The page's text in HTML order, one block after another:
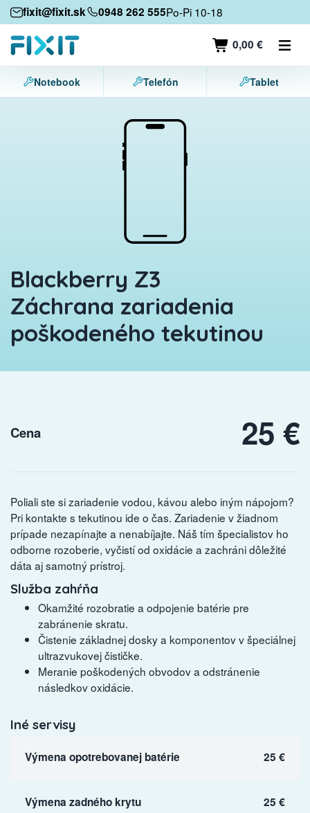
fixit@fixit.sk 0948 262 555Po-Pi 10-18
0,00 €
Mobilné zariadenia
Mobilné telefóny
Tablety
Notebook Telefón Tablet
Blackberry Z3
Záchrana zariadenia
poškodeného tekutinou
Cena 25 €
Poliali ste si zariadenie vodou, kávou alebo iným nápojom?
Pri kontakte s tekutinou ide o čas. Zariadenie v žiadnom
prípade nezapínajte a nenabíjajte. Náš tím špecialistov ho
odborne rozoberie, vyčistí od oxidácie a zachráni dôležité
dáta aj samotný prístroj.
Služba zahŕňa
Okamžité rozobratie a odpojenie batérie pre
zabránenie skratu.
Čistenie základnej dosky a komponentov v špeciálnej
ultrazvukovej čističke.
Meranie poškodených obvodov a odstránenie
následkov oxidácie.
Iné servisy
Výmena opotrebovanej batérie 25 €
Výmena zadného krytu 25 €